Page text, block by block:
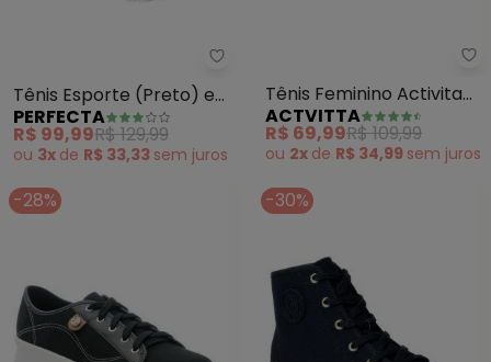
Perfecta - Tênis Esporte
Tênis Esporte (Preto) em
Sisntético
PERFECTA
R$ 99,99R$ 129,99
ou 3x de R$ 33,33 sem juros
Tênis Feminino Activita
(Preto) em Tecido
ACTVITTA
R$ 69,99R$ 109,99
ou 2x de R$ 34,99 sem juros
-28% -30%